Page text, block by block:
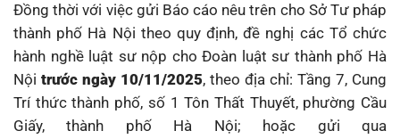
Đồng thời với việc gửi Báo cáo nêu trên cho Sở Tư pháp
thành phố Hà Nội theo quy định, đề nghị các Tổ chức
hành nghề luật sư nộp cho Đoàn luật sư thành phố Hà
Nội trước ngày 10/11/2025, theo địa chỉ: Tầng 7, Cung
Trí thức thành phố, số 1 Tôn Thất Thuyết, phường Cầu
Giấy, thành phố Hà Nội; hoặc gửi qua